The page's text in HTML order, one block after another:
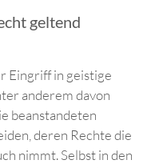
geltend
Eingriff in geistige
anderem davon
beanstandeten
deren Rechte die
nimmt. Selbst in den